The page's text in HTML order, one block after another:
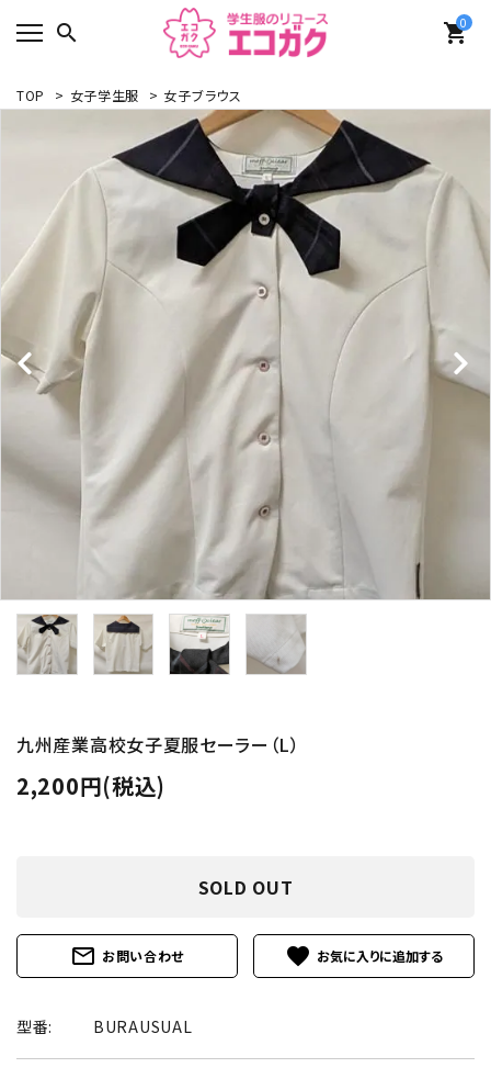
search 0
shopping_cart
TOP > 女子学生服 > 女子ブラウス
九州産業高校女子夏服セーラー（L）
2,200円(税込)
SOLD OUT
mail_outline お問い合わせ favorite
型番: BURAUSUAL